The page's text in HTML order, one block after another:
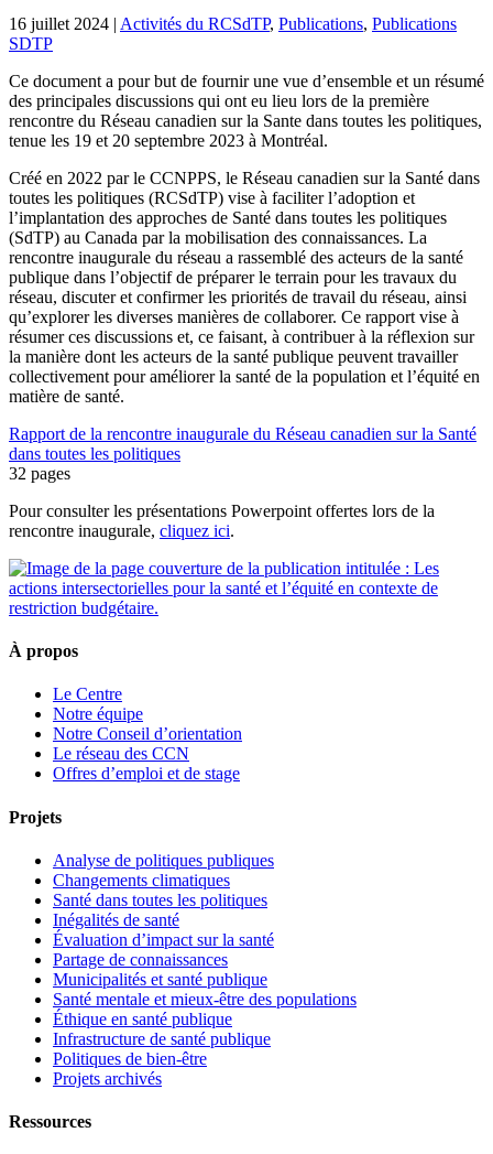
16 juillet 2024 | Activités du RCSdTP, Publications, Publications
SDTP
Ce document a pour but de fournir une vue d’ensemble et un résumé
des principales discussions qui ont eu lieu lors de la première
rencontre du Réseau canadien sur la Sante dans toutes les politiques,
tenue les 19 et 20 septembre 2023 à Montréal.
Créé en 2022 par le CCNPPS, le Réseau canadien sur la Santé dans
toutes les politiques (RCSdTP) vise à faciliter l’adoption et
l’implantation des approches de Santé dans toutes les politiques
(SdTP) au Canada par la mobilisation des connaissances. La
rencontre inaugurale du réseau a rassemblé des acteurs de la santé
publique dans l’objectif de préparer le terrain pour les travaux du
réseau, discuter et confirmer les priorités de travail du réseau, ainsi
qu’explorer les diverses manières de collaborer. Ce rapport vise à
résumer ces discussions et, ce faisant, à contribuer à la réflexion sur
la manière dont les acteurs de la santé publique peuvent travailler
collectivement pour améliorer la santé de la population et l’équité en
matière de santé.
Rapport de la rencontre inaugurale du Réseau canadien sur la Santé
dans toutes les politiques
32 pages
Pour consulter les présentations Powerpoint offertes lors de la
rencontre inaugurale, cliquez ici.
À propos
Le Centre
Notre équipe
Notre Conseil d’orientation
Le réseau des CCN
Offres d’emploi et de stage
Projets
Analyse de politiques publiques
Changements climatiques
Santé dans toutes les politiques
Inégalités de santé
Évaluation d’impact sur la santé
Partage de connaissances
Municipalités et santé publique
Santé mentale et mieux-être des populations
Éthique en santé publique
Infrastructure de santé publique
Politiques de bien-être
Projets archivés
Ressources